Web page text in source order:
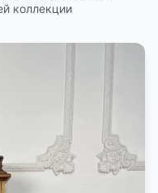
коллекции